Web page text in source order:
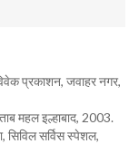
प्रकाशन, जवाहर नगर,
महल इल्हाबाद, 2003.
सर्विस स्पेशल,